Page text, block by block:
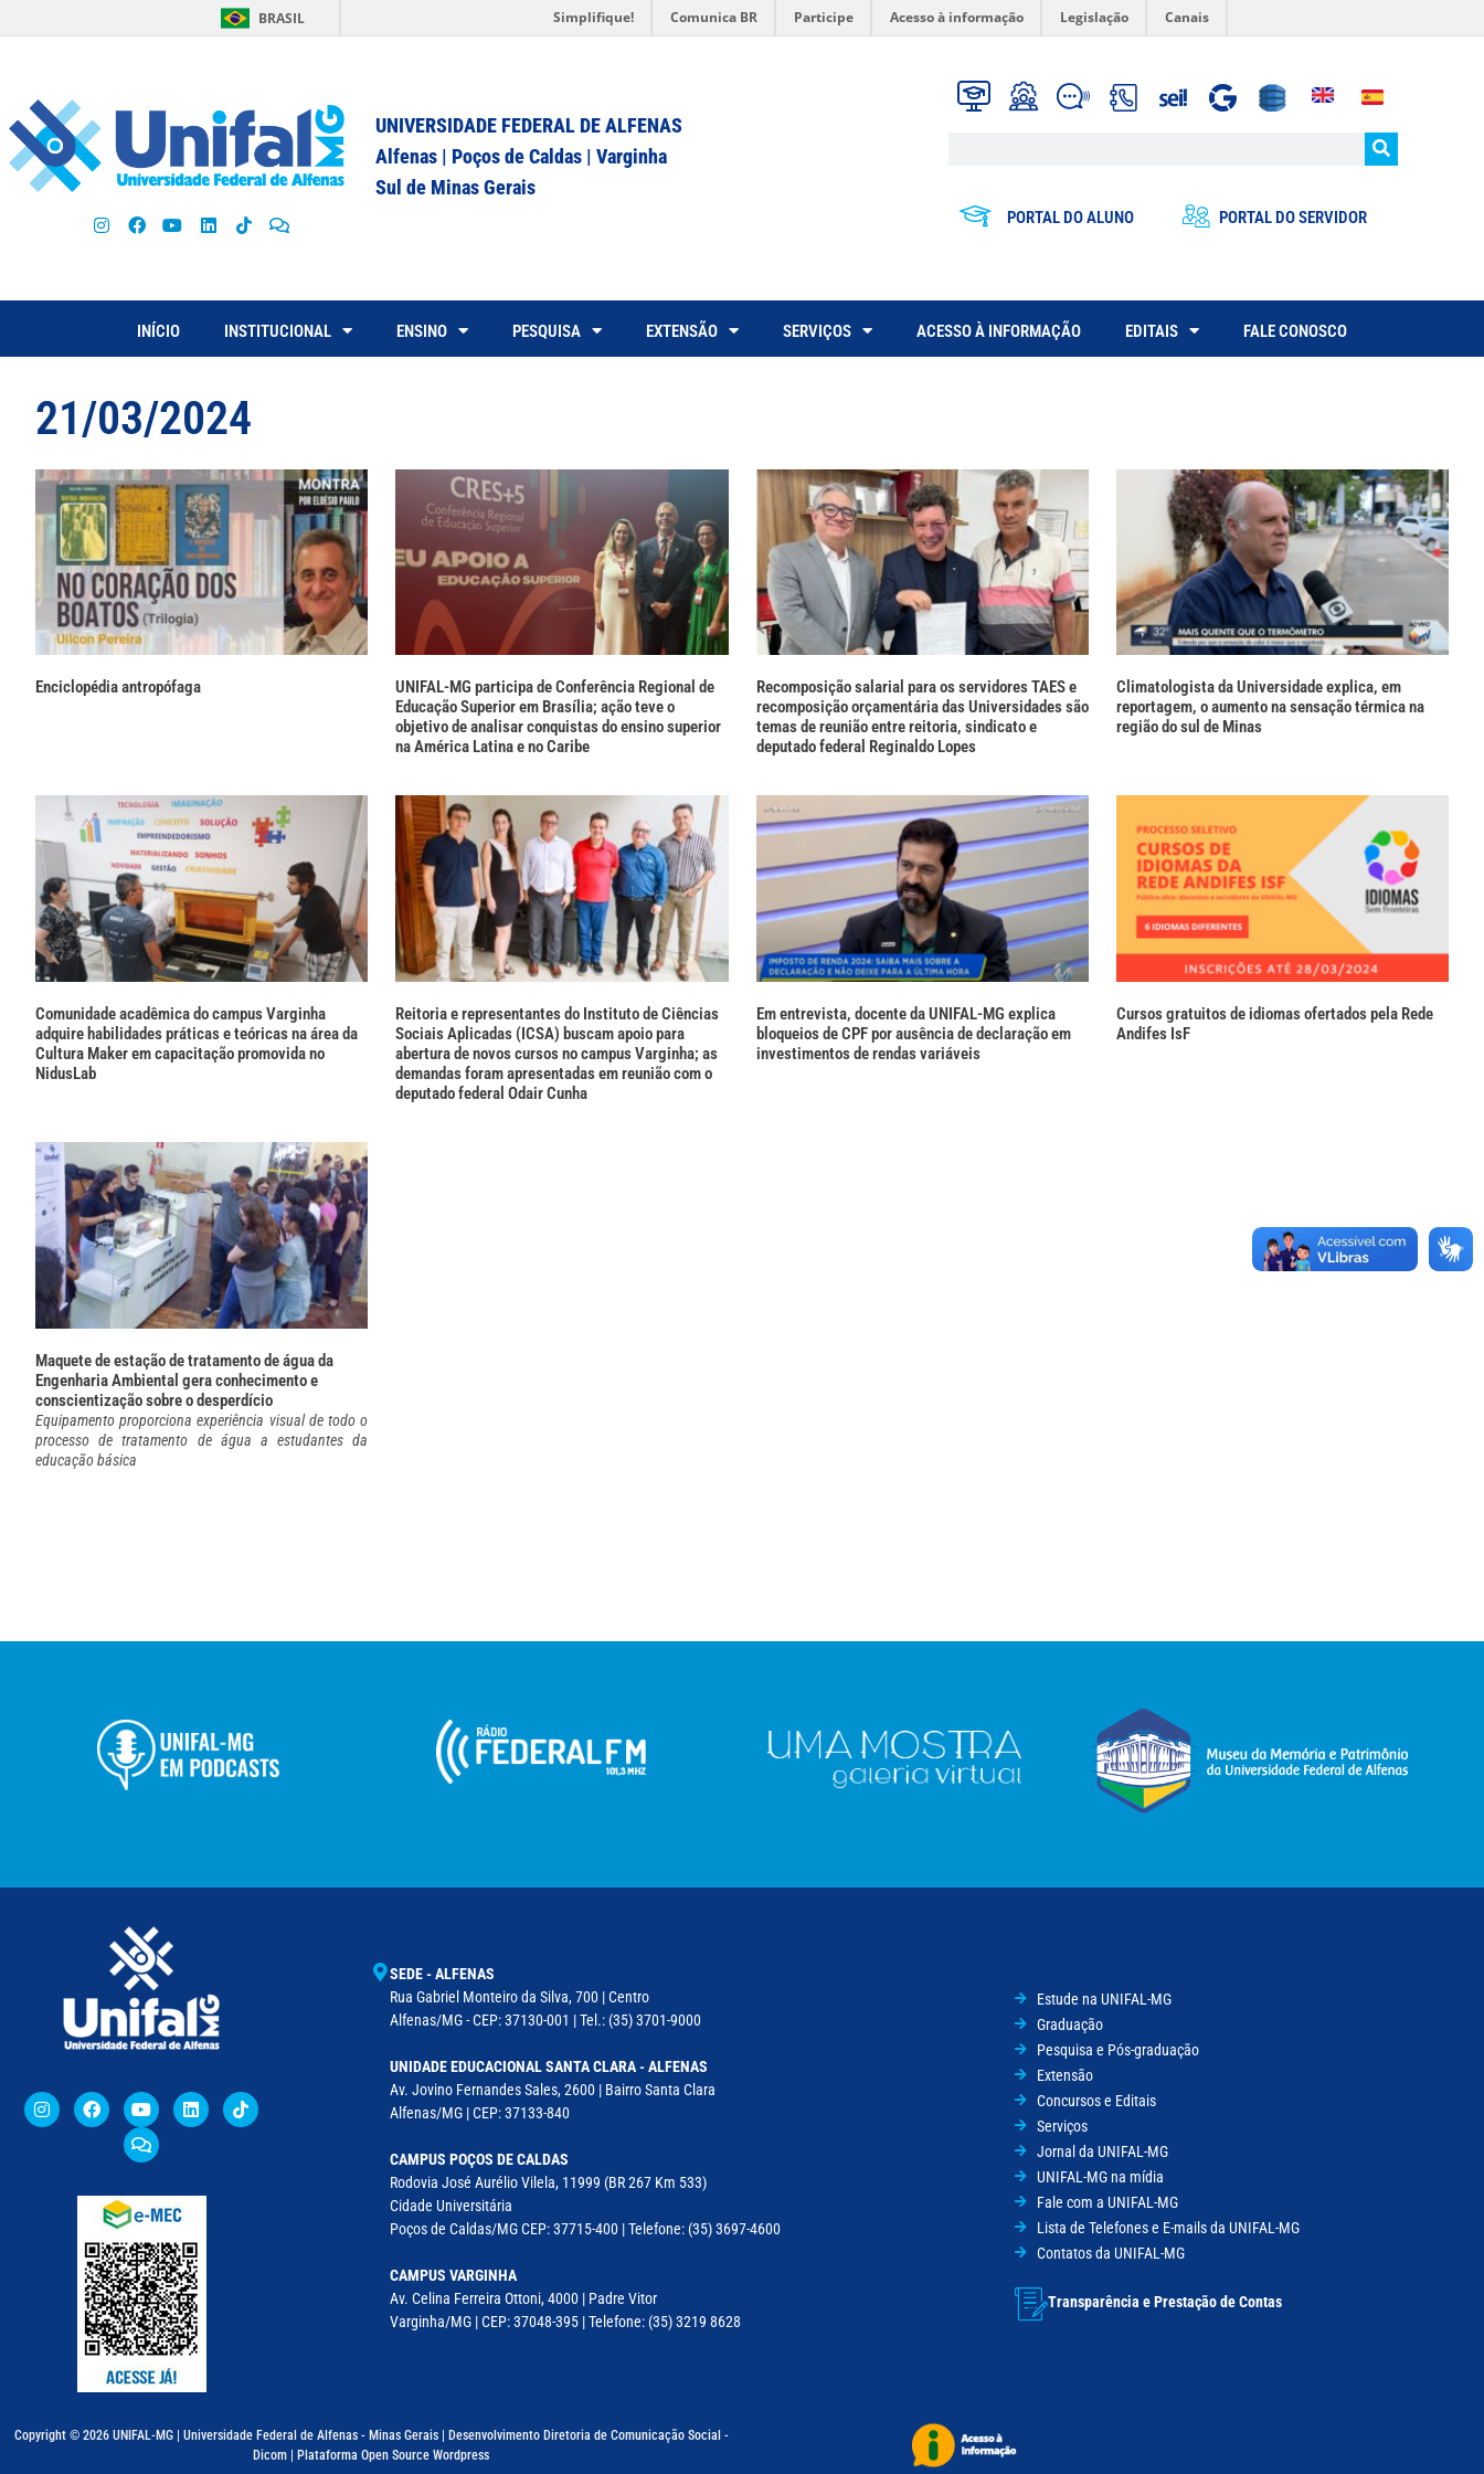
BRASIL Simplifique! Comunica BR Participe Acesso à informação Legislação Canais
UNIVERSIDADE FEDERAL DE ALFENAS
Alfenas | Poços de Caldas | Varginha
Sul de Minas Gerais
PORTAL DO ALUNO PORTAL DO SERVIDOR
INÍCIO INSTITUCIONAL ENSINO PESQUISA EXTENSÃO SERVIÇOS ACESSO À INFORMAÇÃO EDITAIS FALE CONOSCO
21/03/2024
Enciclopédia antropófaga
UNIFAL-MG participa de Conferência Regional de
Educação Superior em Brasília; ação teve o
objetivo de analisar conquistas do ensino superior
na América Latina e no Caribe
Recomposição salarial para os servidores TAES e
recomposição orçamentária das Universidades são
temas de reunião entre reitoria, sindicato e
deputado federal Reginaldo Lopes
Climatologista da Universidade explica, em
reportagem, o aumento na sensação térmica na
região do sul de Minas
Comunidade acadêmica do campus Varginha
adquire habilidades práticas e teóricas na área da
Cultura Maker em capacitação promovida no
NidusLab
Reitoria e representantes do Instituto de Ciências
Sociais Aplicadas (ICSA) buscam apoio para
abertura de novos cursos no campus Varginha; as
demandas foram apresentadas em reunião com o
deputado federal Odair Cunha
Em entrevista, docente da UNIFAL-MG explica
bloqueios de CPF por ausência de declaração em
investimentos de rendas variáveis
Cursos gratuitos de idiomas ofertados pela Rede
Andifes IsF
Maquete de estação de tratamento de água da
Engenharia Ambiental gera conhecimento e
conscientização sobre o desperdício
Equipamento proporciona experiência visual de todo o
processo de tratamento de água a estudantes da
educação básica
SEDE - ALFENAS
Rua Gabriel Monteiro da Silva, 700 | Centro
Alfenas/MG - CEP: 37130-001 | Tel.: (35) 3701-9000
UNIDADE EDUCACIONAL SANTA CLARA - ALFENAS
Av. Jovino Fernandes Sales, 2600 | Bairro Santa Clara
Alfenas/MG | CEP: 37133-840
CAMPUS POÇOS DE CALDAS
Rodovia José Aurélio Vilela, 11999 (BR 267 Km 533)
Cidade Universitária
Poços de Caldas/MG CEP: 37715-400 | Telefone: (35) 3697-4600
CAMPUS VARGINHA
Av. Celina Ferreira Ottoni, 4000 | Padre Vitor
Varginha/MG | CEP: 37048-395 | Telefone: (35) 3219 8628
Estude na UNIFAL-MG
Graduação
Pesquisa e Pós-graduação
Extensão
Concursos e Editais
Serviços
Jornal da UNIFAL-MG
UNIFAL-MG na mídia
Fale com a UNIFAL-MG
Lista de Telefones e E-mails da UNIFAL-MG
Contatos da UNIFAL-MG
Transparência e Prestação de Contas
Copyright © 2026 UNIFAL-MG | Universidade Federal de Alfenas - Minas Gerais | Desenvolvimento Diretoria de Comunicação Social -
Dicom | Plataforma Open Source Wordpress